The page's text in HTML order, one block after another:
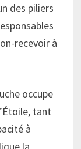
des piliers
recevoir à
occupe
tant
à
la